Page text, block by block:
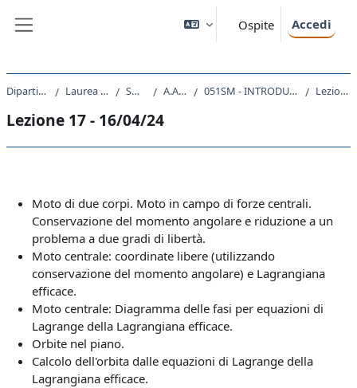
Ospite Accedi
Dipartimento di Fisica Laurea triennale (DM270) SM20 - FISICA A.A. 2023 - 2024 051SM - INTRODUZIONE ALLA FISICA TEORICA 2023 Lezione 17 - 16/04/24
Lezione 17 - 16/04/24
Moto di due corpi. Moto in campo di forze centrali.
Conservazione del momento angolare e riduzione a un
problema a due gradi di libertà.
Moto centrale: coordinate libere (utilizzando
conservazione del momento angolare) e Lagrangiana
efficace.
Moto centrale: Diagramma delle fasi per equazioni di
Lagrange della Lagrangiana efficace.
Orbite nel piano.
Calcolo dell'orbita dalle equazioni di Lagrange della
Lagrangiana efficace.